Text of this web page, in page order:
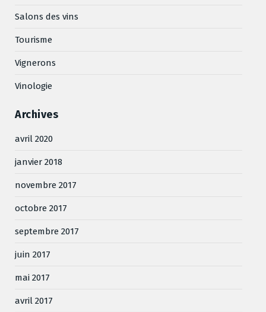
Salons des vins
Tourisme
Vignerons
Vinologie
Archives
avril 2020
janvier 2018
novembre 2017
octobre 2017
septembre 2017
juin 2017
mai 2017
avril 2017